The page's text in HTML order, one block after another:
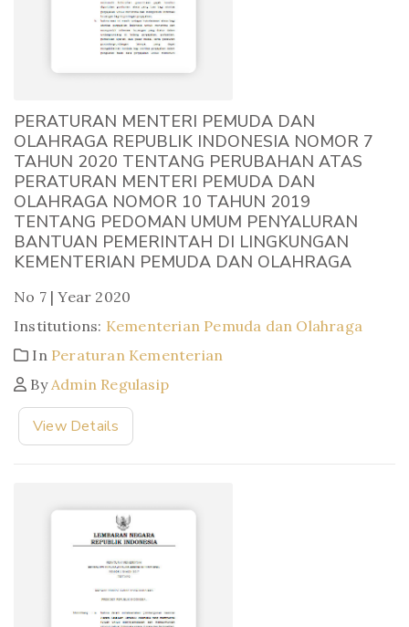
PERATURAN MENTERI PEMUDA DAN
OLAHRAGA REPUBLIK INDONESIA NOMOR 7
TAHUN 2020 TENTANG PERUBAHAN ATAS
PERATURAN MENTERI PEMUDA DAN
OLAHRAGA NOMOR 10 TAHUN 2019
TENTANG PEDOMAN UMUM PENYALURAN
BANTUAN PEMERINTAH DI LINGKUNGAN
KEMENTERIAN PEMUDA DAN OLAHRAGA
No 7 | Year 2020
Institutions: Kementerian Pemuda dan Olahraga
In Peraturan Kementerian
By Admin Regulasip
View Details